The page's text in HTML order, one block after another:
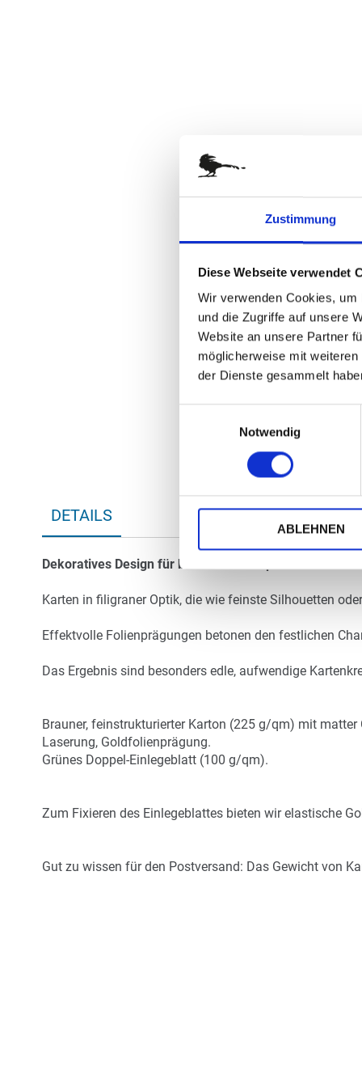
Zustimmung
Diese Webseite verwendet
Wir verwenden Cookies,
und die Zugriffe auf unsere
Website an unsere Partner
möglicherweise mit
der Dienste gesammelt
Notwendig
ABLEHNEN
DETAILS
Dekoratives Design für besondere Ansprüche:
Karten in filigraner Optik, die wie feinste Silhouetten
Effektvolle Folienprägungen betonen den festlichen
Das Ergebnis sind besonders edle, aufwendige
Brauner, feinstrukturierter Karton (225 g/qm) mit matter
Laserung, Goldfolienprägung.
Grünes Doppel-Einlegeblatt (100 g/qm).
Zum Fixieren des Einlegeblattes bieten wir elastische
Gut zu wissen für den Postversand: Das Gewicht von